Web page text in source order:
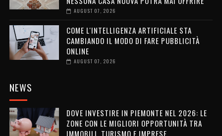
AUGUST 07, 2026
COME L'INTELLIGENZA ARTIFICIALE STA
CAMBIANDO IL MODO DI FARE PUBBLICITÀ
ONLINE
AUGUST 07, 2026
NEWS
DOVE INVESTIRE IN PIEMONTE NEL 2026: LE
ZONE CON LE MIGLIORI OPPORTUNITÀ TRA
IMMOBILI, TURISMO E IMPRESE